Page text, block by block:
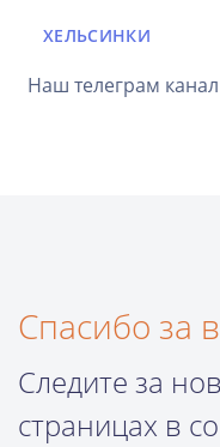
ХЕЛЬСИНКИ
Наш телеграм
Спасибо за
Следите за
страницах в